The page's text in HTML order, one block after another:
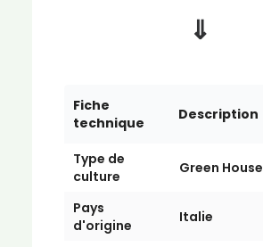
⇓
Fiche
technique
Description
Type de
culture
Green House
Pays
d'origine
Italie